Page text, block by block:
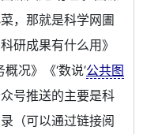
，那就是科学网圕
研成果有什么用》
况》《‘数说’公共图
号推送的主要是科
（可以通过链接阅